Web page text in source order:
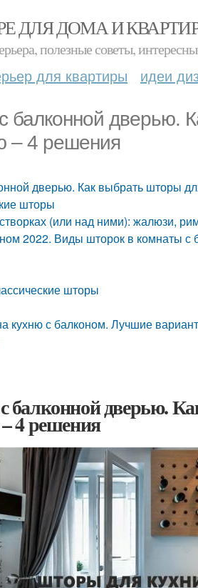
ДЛЯ ДОМА И
полезные советы,
для квартиры идеи
балконной дверью.
– 4 решения
дверью. Как выбрать шторы
шторы
(или над ними): жалюзи,
2022. Виды шторок в комнаты с
шторы
кухню с балконом. Лучшие
дверью.
4 решения